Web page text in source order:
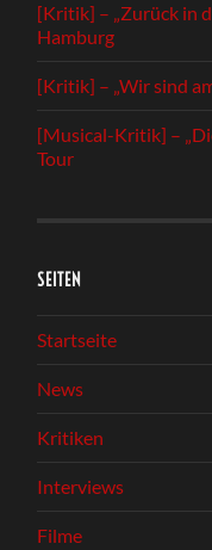
[Kritik] – „Zurück in
Hamburg
[Kritik] – „Wir sind
[Musical-Kritik] –
Tour
SEITEN
Startseite
News
Kritiken
Interviews
Filme